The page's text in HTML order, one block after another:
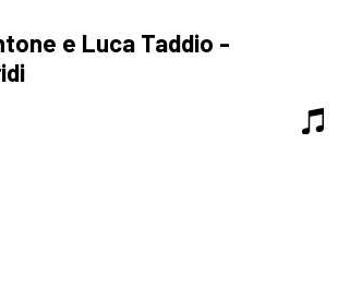
e Luca Taddio -